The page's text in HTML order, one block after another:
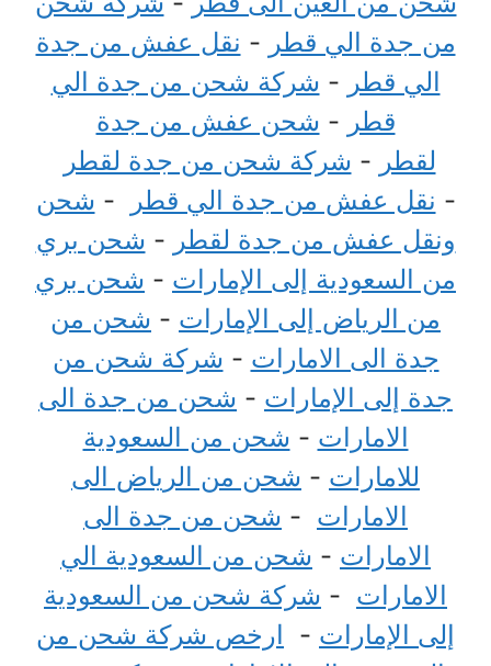
من جدة الي قطر - نقل عفش من جدة
الي قطر - شركة شحن من جدة الي
قطر - شحن عفش من جدة
لقطر - شركة شحن من جدة لقطر
- نقل عفش من جدة الي قطر - شحن
ونقل عفش من جدة لقطر - شحن بري
من السعودية إلى الإمارات - شحن بري
من الرياض إلى الإمارات - شحن من
جدة الى الامارات - شركة شحن من
جدة إلى الإمارات - شحن من جدة الى
الامارات - شحن من السعودية
للامارات - شحن من الرياض الى
الامارات - شحن من جدة الى
الامارات - شحن من السعودية الي
الامارات - شركة شحن من السعودية
إلى الإمارات - ارخص شركة شحن من